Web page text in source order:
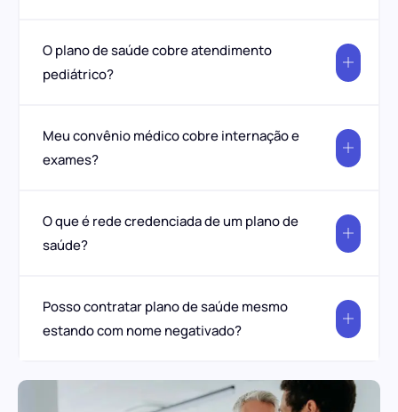
O plano de saúde cobre atendimento
pediátrico?
Meu convênio médico cobre internação e
exames?
O que é rede credenciada de um plano de
saúde?
Posso contratar plano de saúde mesmo
estando com nome negativado?